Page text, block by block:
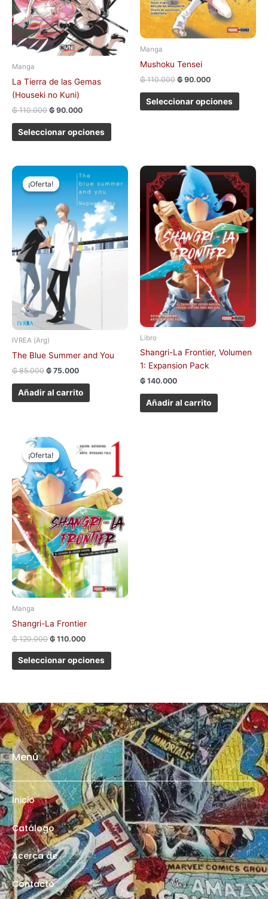
Manga
La Tierra de las Gemas
(Houseki no Kuni)
₲110.000 ₲ 90.000
Seleccionar opciones
elegir
en
la
página
producto
Manga
Mushoku Tensei
₲110.000 ₲ 90.000
Seleccionar opciones
elegir
en
la
¡Oferta!
¡Oferta!
IVREA (Arg)
The Blue Summer and You
₲85.000
precio
original
₲ 85.000.
₲ 75.000
precio
actual
₲ 75.000.
Añadir al carrito
Libro
Shangri-La Frontier, Volumen
1: Expansion Pack
₲ 140.000
Añadir al carrito
¡Oferta!
¡Oferta!
Manga
Shangri-La Frontier
₲120.000
El
precio
original
era:
₲ 120.000.
₲ 110.000
precio
es:
₲ 110.000.
Seleccionar opciones
Este
producto
variantes.
Las
opciones
se
pueden
elegir
en
la
Menú
Inicio
Catálogo
Acerca de
Contacto